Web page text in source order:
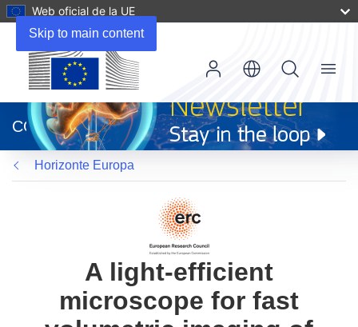
Skip to main content
Web oficial de la UE
abrirá
en
una
nueva
ventana)
CORDIS
Menu
Horizonte Europa
A light-efficient
microscope for fast